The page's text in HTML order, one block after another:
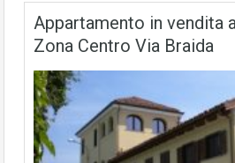
Appartamento in vendita
Zona Centro Via Braida